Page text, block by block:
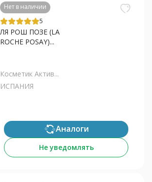
Нет в наличии
5
ЛЯ РОШ ПОЗЕ (LA
ROCHE POSAY)...
Косметик Актив...
ИСПАНИЯ
Аналоги
Не уведомлять